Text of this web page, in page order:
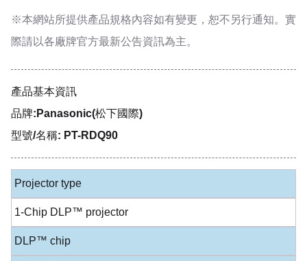
※本網站所提供產品規格內容如有變更，恕不另行通知。實
際請以各廠牌官方最新公告資訊為主。
產品基本資訊
品牌:Panasonic(松下國際)
型號/名稱: PT-RDQ90
Projector type
1-Chip DLP™ projector
DLP™ chip